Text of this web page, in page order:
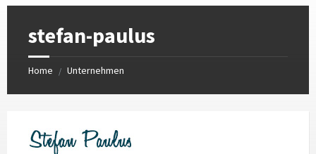
stefan-paulus
Home / Unternehmen